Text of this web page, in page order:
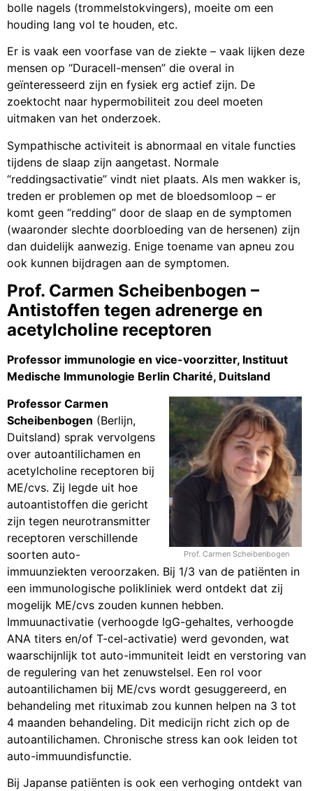
bolle nagels (trommelstokvingers), moeite om een
houding lang vol te houden, etc.
Er is vaak een voorfase van de ziekte – vaak lijken deze
mensen op “Duracell-mensen” die overal in
geïnteresseerd zijn en fysiek erg actief zijn. De
zoektocht naar hypermobiliteit zou deel moeten
uitmaken van het onderzoek.
Sympathische activiteit is abnormaal en vitale functies
tijdens de slaap zijn aangetast. Normale
“reddingsactivatie” vindt niet plaats. Als men wakker is,
treden er problemen op met de bloedsomloop – er
komt geen “redding” door de slaap en de symptomen
(waaronder slechte doorbloeding van de hersenen) zijn
dan duidelijk aanwezig. Enige toename van apneu zou
ook kunnen bijdragen aan de symptomen.
Prof. Carmen Scheibenbogen –
Antistoffen tegen adrenerge en
acetylcholine receptoren
Professor immunologie en vice-voorzitter, Instituut
Medische Immunologie Berlin Charité, Duitsland
Prof. Carmen Scheibenbogen
Professor Carmen
Scheibenbogen (Berlijn,
Duitsland) sprak vervolgens
over autoantilichamen en
acetylcholine receptoren bij
ME/cvs. Zij legde uit hoe
autoantistoffen die gericht
zijn tegen neurotransmitter
receptoren verschillende
soorten auto-
immuunziekten veroorzaken. Bij 1/3 van de patiënten in
een immunologische polikliniek werd ontdekt dat zij
mogelijk ME/cvs zouden kunnen hebben.
Immuunactivatie (verhoogde IgG-gehaltes, verhoogde
ANA titers en/of T-cel-activatie) werd gevonden, wat
waarschijnlijk tot auto-immuniteit leidt en verstoring van
de regulering van het zenuwstelsel. Een rol voor
autoantilichamen bij ME/cvs wordt gesuggereerd, en
behandeling met rituximab zou kunnen helpen na 3 tot
4 maanden behandeling. Dit medicijn richt zich op de
autoantilichamen. Chronische stress kan ook leiden tot
auto-immuundisfunctie.
Bij Japanse patiënten is ook een verhoging ontdekt van